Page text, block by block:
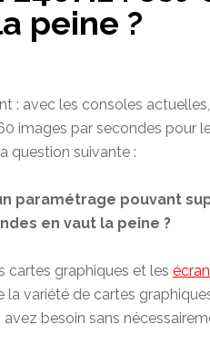
peine ?
: avec les consoles
images par secondes pour
question suivante :
paramétrage pouvant
en vaut la peine ?
cartes graphiques et les
la variété de cartes
besoin sans